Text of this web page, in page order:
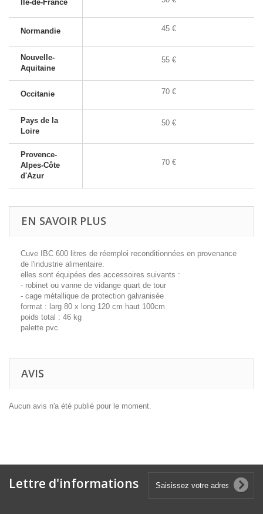
Île-de-France
Normandie 45 €
Nouvelle-
Aquitaine
55 €
Occitanie 70 €
Pays de la
Loire
50 €
Provence-
Alpes-Côte
d'Azur
70 €
EN SAVOIR PLUS
Cuve IBC 600 litres de réemploi reconditionnées en provenance
de l'industrie alimentaire.
elles sont équipées des accessoires suivants :
- robinet ou vanne de vidange quart de tour
- cage métallique de protection galvanisée
format : larg 80 x long 120 cm haut 100cm
poids total : 46 kg
palette pvc
AVIS
Aucun avis n'a été publié pour le moment.
Lettre d'informations